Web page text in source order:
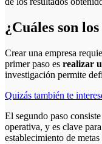
¿Cuáles son
Crear una empresa
primer paso es realizar
investigación permite
Quizás también te
El segundo paso consiste
operativa, y es clave
establecimiento de